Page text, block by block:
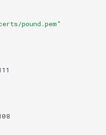
pound.pem"